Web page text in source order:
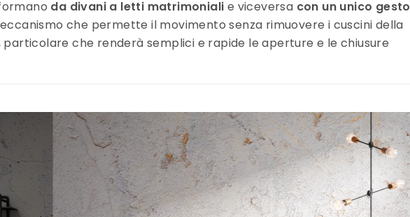
da divani a letti matrimoniali e viceversa con un unico gesto
che permette il movimento senza rimuovere i cuscini della
particolare che renderà semplici e rapide le aperture e le chiusure